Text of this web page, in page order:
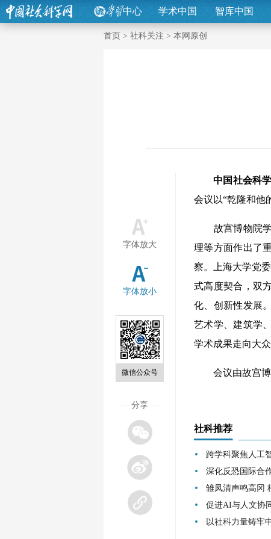
中心 学术中国 智库中国
首页 > 社科关注 > 本网原创
字体放大
字体放小
微信公众号
分享
中国社会科学
会议以“乾隆和他
故宫博物院学
理等方面作出了
察。上海大学党
式高度契合，双
化、创新性发展
艺术学、建筑学
学术成果走向大众
会议由故宫博
社科推荐
跨学科聚焦人工
深化反恐国际合
雏凤清声鸣高冈
促进AI与人文协
以社科力量铸牢